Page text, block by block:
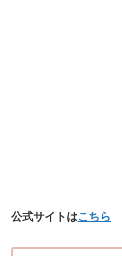
公式サイトはこちら